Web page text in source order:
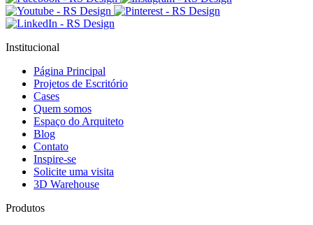
Institucional
Página Principal
Projetos de Escritório
Cases
Quem somos
Espaço do Arquiteto
Blog
Contato
Inspire-se
Solicite uma visita
3D Warehouse
Produtos